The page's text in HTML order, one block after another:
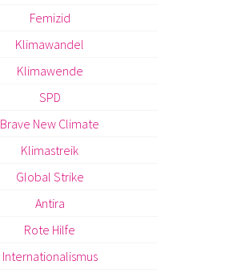
Femizid
Klimawandel
Klimawende
SPD
Brave New Climate
Klimastreik
Global Strike
Antira
Rote Hilfe
Internationalismus